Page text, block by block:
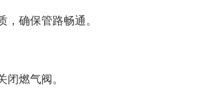
确保管路畅通。
燃气阀。